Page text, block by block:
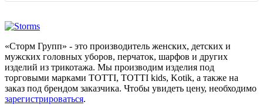
«Сторм Групп» - это производитель женских, детских и
мужских головных уборов, перчаток, шарфов и других
изделий из трикотажа. Мы производим изделия под
торговыми марками TOTTI, TOTTI kids, Kotik, а также на
заказ под брендом заказчика. Чтобы увидеть цену, необходимо
зарегистрироваться.